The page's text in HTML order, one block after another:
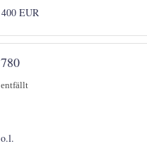
400 EUR
780
entfällt
o.l.